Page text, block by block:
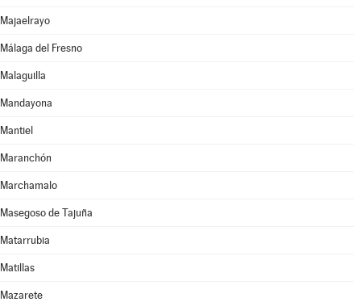
Majaelrayo
Málaga del Fresno
Malaguilla
Mandayona
Mantiel
Maranchón
Marchamalo
Masegoso de Tajuña
Matarrubia
Matillas
Mazarete